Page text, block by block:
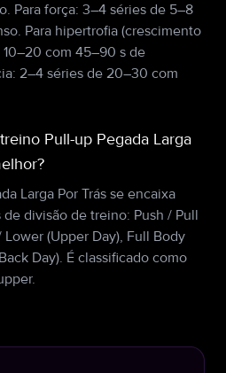
Para força: 3–4 séries de 5–8
Para hipertrofia (crescimento
com 45–90 s de
2–4 séries de 20–30 com
Pull-up Pegada Larga
Larga Por Trás se encaixa
divisão de treino: Push / Pull
(Upper Day), Full Body
Day). É classificado como